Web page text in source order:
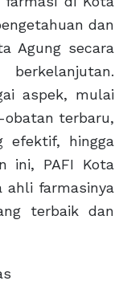
dan
Agung secara
aspek, mulai
terbaru,
efektif, hingga
ini, PAFI Kota
ahli farmasinya
terbaik dan